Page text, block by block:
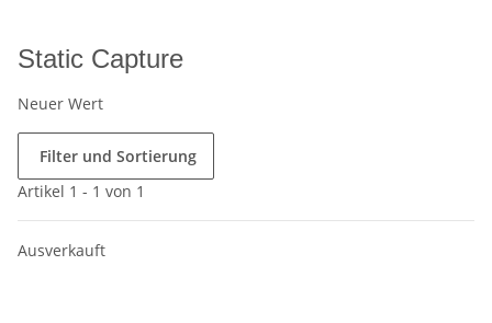
Static Capture
Neuer Wert
Filter und Sortierung
Artikel 1 - 1 von 1
Ausverkauft